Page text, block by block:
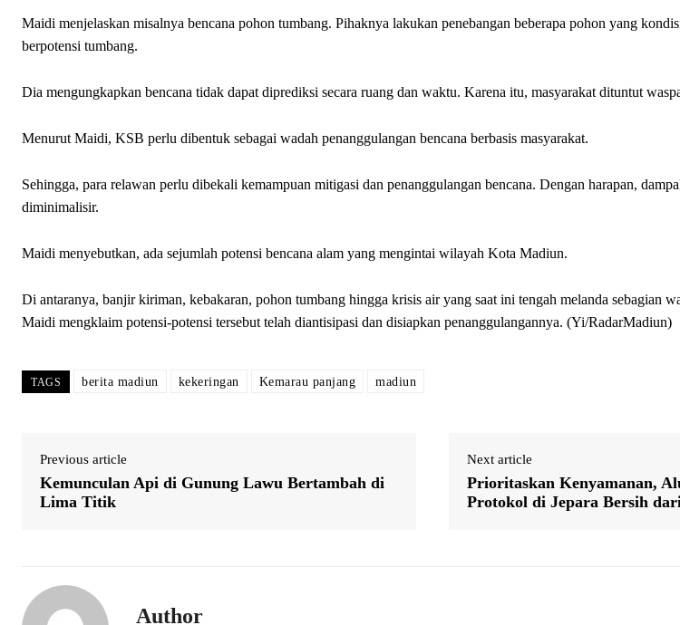
Maidi menjelaskan misalnya bencana pohon tumbang. Pihaknya lakukan penebangan beberapa pohon yang
berpotensi tumbang.
Dia mengungkapkan bencana tidak dapat diprediksi secara ruang dan waktu. Karena itu, masyarakat dituntut
Menurut Maidi, KSB perlu dibentuk sebagai wadah penanggulangan bencana berbasis masyarakat.
Sehingga, para relawan perlu dibekali kemampuan mitigasi dan penanggulangan bencana. Dengan harapan,
diminimalisir.
Maidi menyebutkan, ada sejumlah potensi bencana alam yang mengintai wilayah Kota Madiun.
Di antaranya, banjir kiriman, kebakaran, pohon tumbang hingga krisis air yang saat ini tengah melanda sebagian
Maidi mengklaim potensi-potensi tersebut telah diantisipasi dan disiapkan penanggulangannya. (Yi/RadarMadiun)
TAGS berita madiun kekeringan Kemarau panjang madiun
Previous article
Kemunculan Api di Gunung Lawu Bertambah di
Lima Titik
Next article
Prioritaskan Kenyamanan,
Protokol di Jepara Bersih
Author